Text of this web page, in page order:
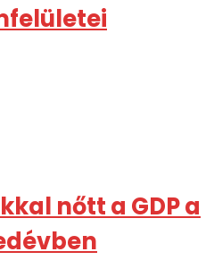
nőtt a GDP a